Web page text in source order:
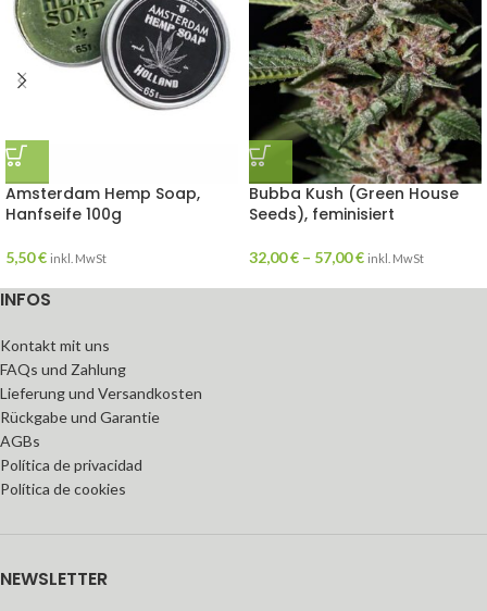
Amsterdam Hemp Soap,
Hanfseife 100g
5,50€ inkl. MwSt
Bubba Kush (Green House
Seeds), feminisiert
32,00€ – 57,00€ inkl. MwSt
INFOS
Kontakt mit uns
FAQs und Zahlung
Lieferung und Versandkosten
Rückgabe und Garantie
AGBs
Política de privacidad
Política de cookies
NEWSLETTER